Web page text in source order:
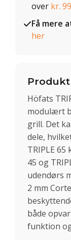
over kr.
Få mere
her
Höfats
modulært
grill. Det
dele,
TRIPLE 65
45 og
udendørs
2 mm
både
funktion